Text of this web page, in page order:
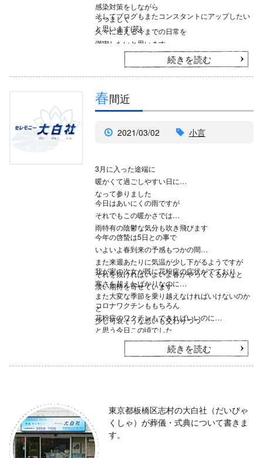
感染対策をしながら
つつましく
久々に迎える今までの日常を
満喫したいと思います
そしてブログもまたコンスタントにアップしたい
と思います(笑)
続きを読む
春間近
2021/03/02 小言
3月に入った途端に
暖かくて過ごしやすい日に
なって参りました
今日はあいにくの雨ですが
それでもこの暖かさでは
雨特有の陰鬱な気分も吹き飛びます
今年の啓蟄は5日との事で
いよいよ春到来の予感もつかの間
また来週あたりに気温が少し下がるようですが
それを抜ければいよいよ春がやってくるかなと
淡い期待を寄せています
我が家の次女が既に花粉症の症状がでており
寒さを超えたばかりなのに
また大変な季節を乗り越えなければいけないのか
と
少し可哀そうな思いも交わりつつ
コロナワクチンももちろん
花粉症のワクチンもできればいいのに
と思う今日この頃でした
続きを読む
東京都板橋区志村の大白社（だいびゃ
くしゃ）が葬儀・式典について書きま
す。